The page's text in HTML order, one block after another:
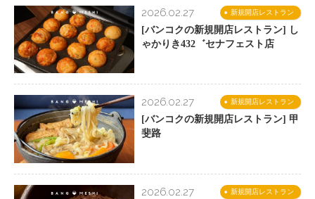
新規開店レストラン
2026.02.27
[バンコクの新規開店レストラン] し
ゃかりき432゛セナフェスト店
新規開店レストラン
2026.02.27
[バンコクの新規開店レストラン] 甲
斐路
新規開店レストラン
2026.02.27